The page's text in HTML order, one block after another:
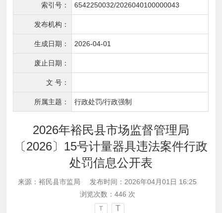
索引号： 6542250032/2026040100000043
发布机构：
生成日期： 2026-04-01
废止日期：
文 号：
所属主题： 行政处罚/行政强制
2026年裕民县市场监督管理局
〔2026〕15号计量器具违法案件行政
处罚信息公开表
来源：裕民县市监局
发布时间：2026年04月01日 16:25
浏览次数： 446 次
T T